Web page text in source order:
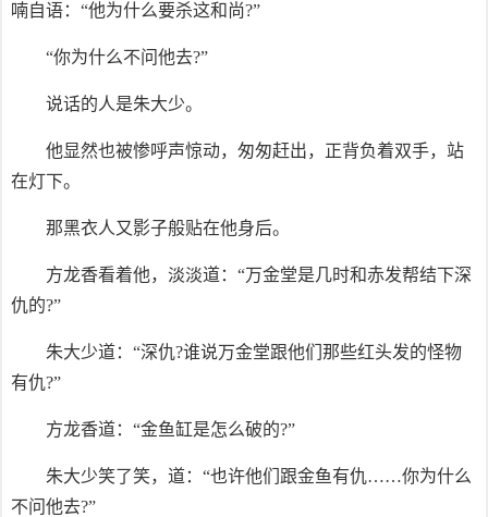
喃自语：“他为什么要杀这和尚?”
“你为什么不问他去?”
说话的人是朱大少。
他显然也被惨呼声惊动，匆匆赶出，正背负着双手，站
在灯下。
那黑衣人又影子般贴在他身后。
方龙香看着他，淡淡道：“万金堂是几时和赤发帮结下深
仇的?”
朱大少道：“深仇?谁说万金堂跟他们那些红头发的怪物
有仇?”
方龙香道：“金鱼缸是怎么破的?”
朱大少笑了笑，道：“也许他们跟金鱼有仇……你为什么
不问他去?”